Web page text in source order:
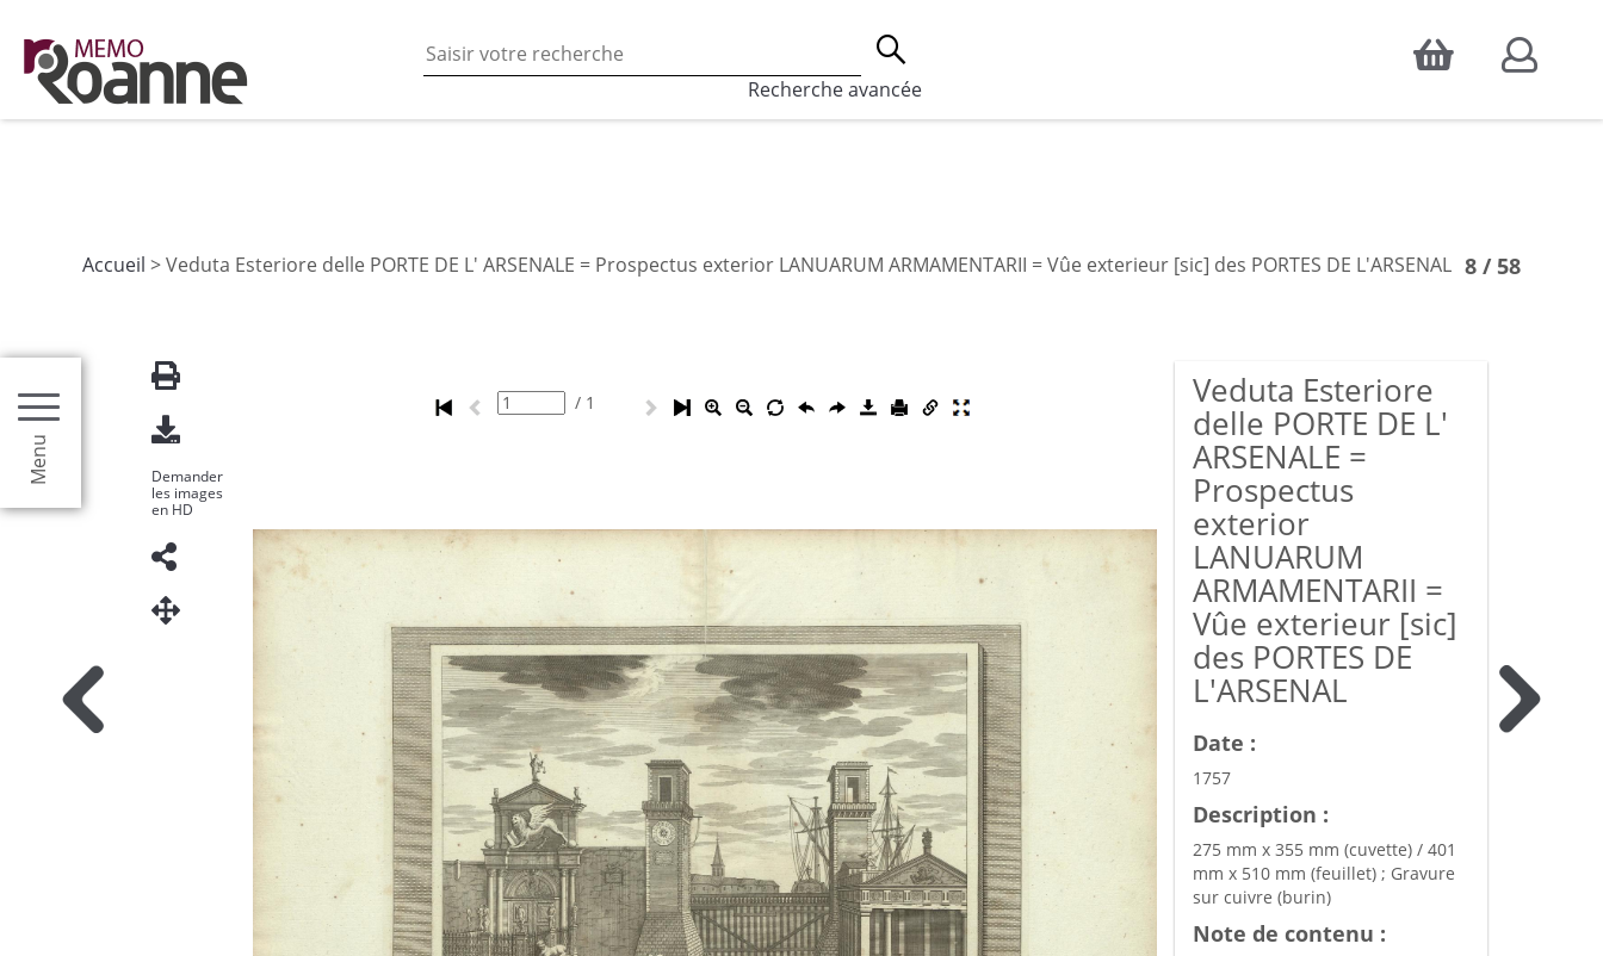
Accepter
En poursuivant votre navigation sur ce site vous acceptez l’utilisation des cookies, qui sont utilisés à des fins de statistiques d'audience, ainsi que pour
les fonctionnalités de partages de contenu sur les réseaux sociaux.
Recherche avancée
Menu
Accueil > Veduta Esteriore delle PORTE DE L' ARSENALE = Prospectus exterior LANUARUM ARMAMENTARII = Vûe exterieur [sic] des PORTES DE L'ARSENAL 8 / 58
Demander
les images
en HD
/ 1 Veduta Esteriore
delle PORTE DE L'
ARSENALE =
Prospectus
exterior
LANUARUM
ARMAMENTARII =
Vûe exterieur [sic]
des PORTES DE
L'ARSENAL
Date :
1757
Description :
275 mm x 355 mm (cuvette) / 401
mm x 510 mm (feuillet) ; Gravure
sur cuivre (burin)
Note de contenu :